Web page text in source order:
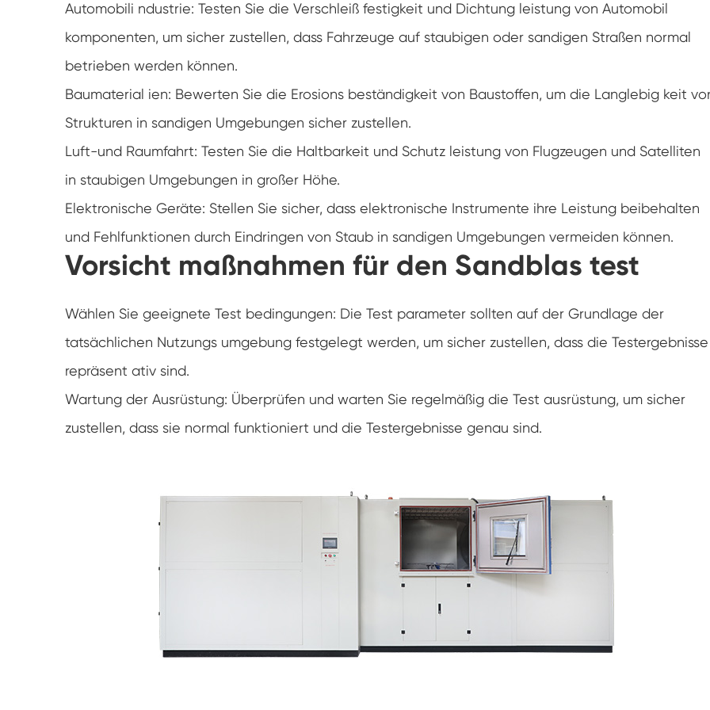
Spaziergang in der Luft feuchtigkeit Kammer
Temperatur kammer
Unter Null Umwelt kammer
Ausrüstung für beschleunigte
Haltbarkeitsprüfungen
Temperatur-Schüttler-Kammer
Feuchtigkeits-Gefrier-Test-Kammer
PV-Klimakammer
PV-Modul-Prüfkammer
PV-Prüf kammer
Labor prüf kammer
Automobili ndustrie: Testen Sie die Verschleiß festigkeit und Dichtung leistung von Automobil
komponenten, um sicher zustellen, dass Fahrzeuge auf staubigen oder sandigen Straßen normal
betrieben werden können.
Baumaterial ien: Bewerten Sie die Erosions beständigkeit von Baustoffen, um die Langlebig keit
Strukturen in sandigen Umgebungen sicher zustellen.
Luft-und Raumfahrt: Testen Sie die Haltbarkeit und Schutz leistung von Flugzeugen und Satelliten
in staubigen Umgebungen in großer Höhe.
Elektronische Geräte: Stellen Sie sicher, dass elektronische Instrumente ihre Leistung beibehalten
und Fehlfunktionen durch Eindringen von Staub in sandigen Umgebungen vermeiden können.
Vorsicht maßnahmen für den Sandblas test
Wählen Sie geeignete Test bedingungen: Die Test parameter sollten auf der Grundlage der
tatsächlichen Nutzungs umgebung festgelegt werden, um sicher zustellen, dass die Testergebnisse
repräsent ativ sind.
Wartung der Ausrüstung: Überprüfen und warten Sie regelmäßig die Test ausrüstung, um sicher
zustellen, dass sie normal funktioniert und die Testergebnisse genau sind.